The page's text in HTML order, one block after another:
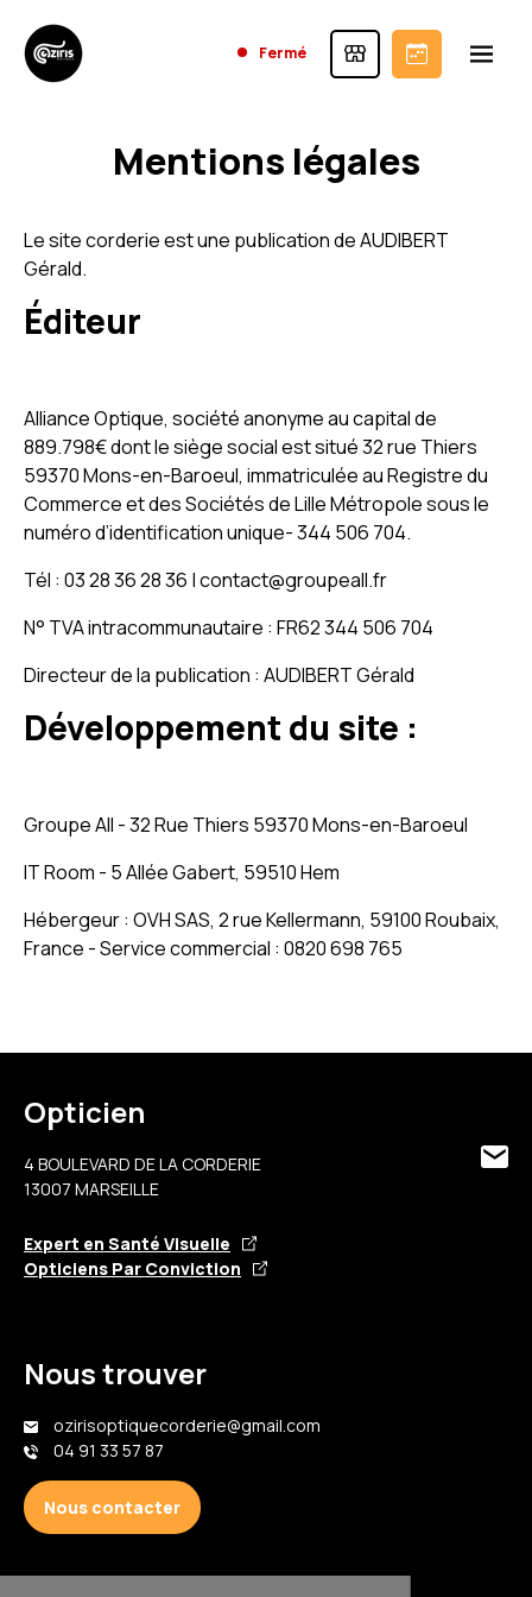
Fermé
Mentions légales
Le site corderie est une publication de AUDIBERT
Gérald.
Éditeur
Alliance Optique, société anonyme au capital de
889.798€ dont le siège social est situé 32 rue Thiers
59370 Mons-en-Baroeul, immatriculée au Registre du
Commerce et des Sociétés de Lille Métropole sous le
numéro d’identification unique- 344 506 704.
Tél : 03 28 36 28 36 | contact@groupeall.fr
N° TVA intracommunautaire : FR62 344 506 704
Directeur de la publication : AUDIBERT Gérald
Développement du site :
Groupe All - 32 Rue Thiers 59370 Mons-en-Baroeul
IT Room - 5 Allée Gabert, 59510 Hem
Hébergeur : OVH SAS, 2 rue Kellermann, 59100 Roubaix,
France - Service commercial : 0820 698 765
Opticien
4 BOULEVARD DE LA CORDERIE
13007 MARSEILLE
Expert en Santé Visuelle
Opticiens Par Conviction
Nous trouver
ozirisoptiquecorderie@gmail.com
04 91 33 57 87
Nous contacter